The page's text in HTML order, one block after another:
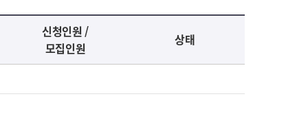
신청인원 /
모집인원
상태